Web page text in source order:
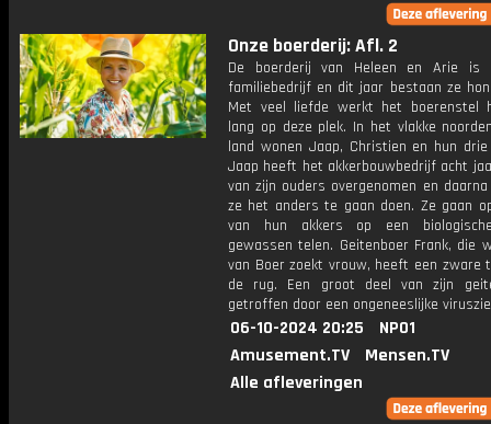
Onze boerderij: Afl. 2
De boerderij van Heleen en Arie is
familiebedrijf en dit jaar bestaan ze
Met veel liefde werkt het boerenstel
lang op deze plek. In het vlakke
land wonen Jaap, Christien en hun drie
Jaap heeft het akkerbouwbedrijf acht
van zijn ouders overgenomen en
ze het anders te gaan doen. Ze gaan
van hun akkers op een
gewassen telen. Geitenboer Frank, die
van Boer zoekt vrouw, heeft een zware
de rug. Een groot deel van zijn
getroffen door een ongeneeslijke
06-10-2024 20:25
NPO1
Amusement.TV
Mensen.TV
Alle afleveringen